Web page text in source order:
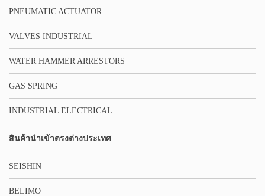
PNEUMATIC ACTUATOR
VALVES INDUSTRIAL
WATER HAMMER ARRESTORS
GAS SPRING
INDUSTRIAL ELECTRICAL
สินค้านำเข้าตรงต่างประเทศ
SEISHIN
BELIMO